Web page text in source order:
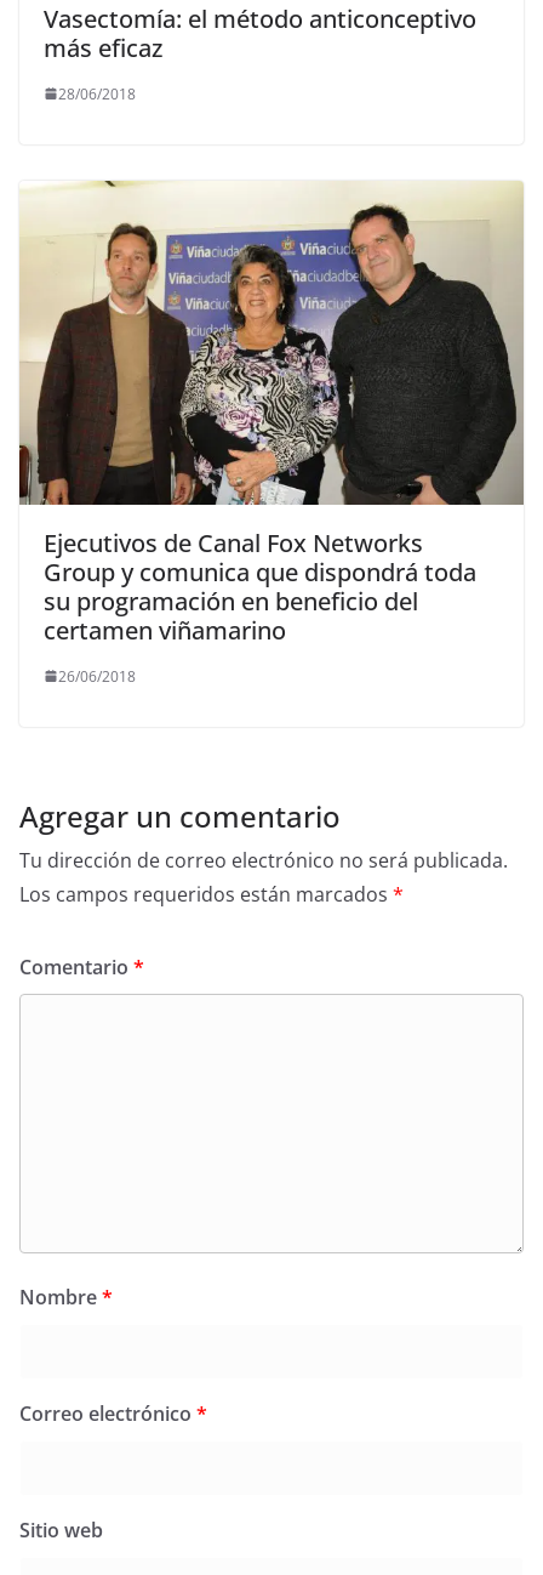
Vasectomía: el método anticonceptivo
más eficaz
28/06/2018
Ejecutivos de Canal Fox Networks
Group y comunica que dispondrá toda
su programación en beneficio del
certamen viñamarino
26/06/2018
Agregar un comentario
Tu dirección de correo electrónico no será publicada.
Los campos requeridos están marcados *
Comentario *
Nombre*
Correo electrónico *
Sitio web